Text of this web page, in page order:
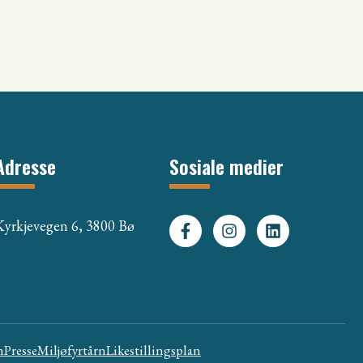
6, 3800 Bø
Sosiale medier
PresseMiljøfyrtårnLikestillingsplan